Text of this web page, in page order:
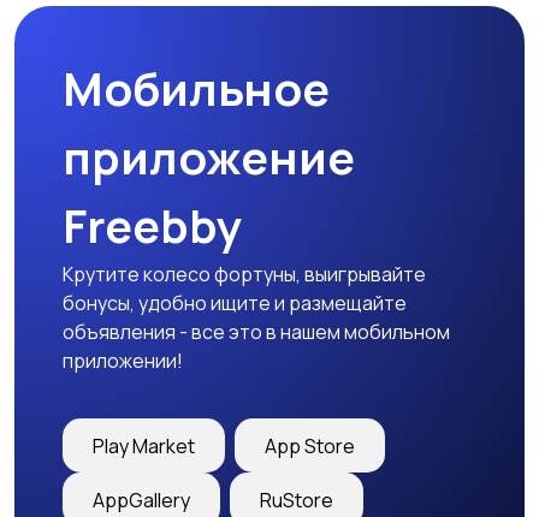
Медицина Начало карьеры
Образование и наука
закупки
Мобильное
приложение
Freebby
Крутите колесо фортуны, выигрывайте
бонусы, удобно ищите и размещайте
объявления - все это в нашем мобильном
приложении!
Play Market App Store
AppGallery RuStore